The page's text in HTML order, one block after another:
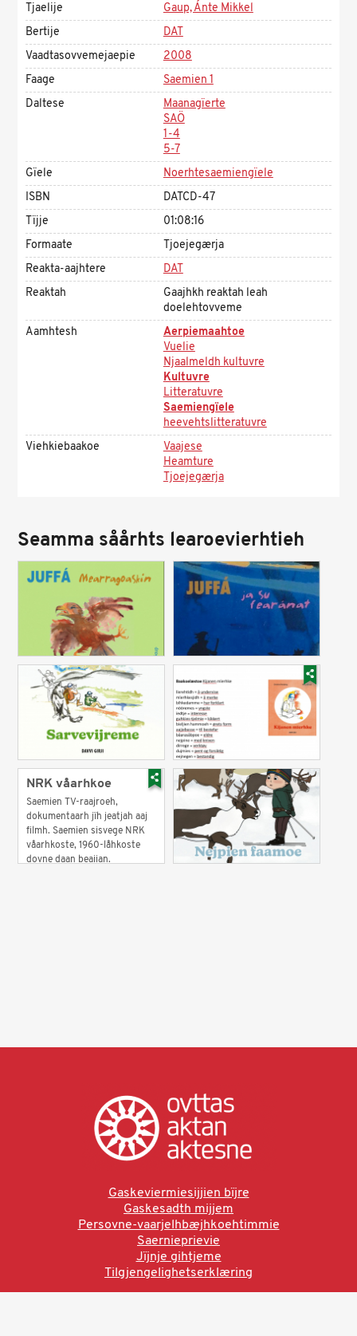
Tjaelije
Gaup, Ánte Mikkel
Bertije
DAT
Vaadtasovvemejaepie
2008
Faage
Saemien 1
Daltese
Maanagïerte
SAÖ
1-4
5-7
Gïele
Noerhtesaemiengïele
ISBN
DATCD-47
Tïjje
01:08:16
Formaate
Tjoejegærja
Reakta-aajhtere
DAT
Reaktah
Gaajhkh reaktah leah
doelehtovveme
Aamhtesh
Aerpiemaahtoe
Vuelie
Njaalmeldh kultuvre
Kultuvre
Litteratuvre
Saemiengïele
heevehtslitteratuvre
Viehkiebaakoe
Vaajese
Heamture
Tjoejegærja
Seamma såårhts learoevierhtieh
NRK våarhkoe
Saemien TV-raajroeh,
dokumentaarh jïh jeatjah aaj
filmh. Saemien sisvege NRK
våarhkoste, 1960-låhkoste
dovne daan beajjan.
Gaskeviermiesijjien bïjre
Gaskesadth mijjem
Persovne-vaarjelhbæjhkoehtimmie
Saernieprievie
Jïjnje gihtjeme
Tilgjengelighetserklæring